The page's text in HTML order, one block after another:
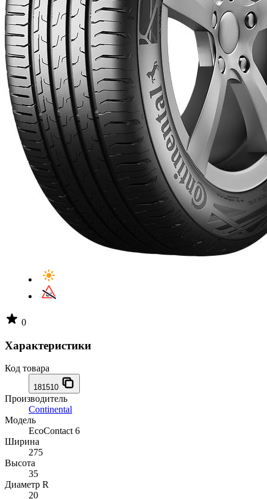
0
Характеристики
Код товара
181510
Производитель
Continental
Модель
EcoContact 6
Ширина
275
Высота
35
Диаметр R
20